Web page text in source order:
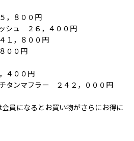
，８００円
シュ ２６，４００円
１，８００円
００円
４００円
タンマフラー ２４２，０００円
会員になるとお買い物がさらにお得に